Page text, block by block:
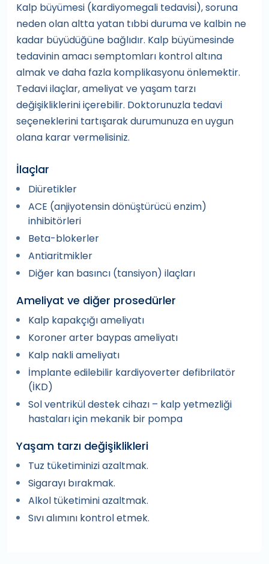
Kalp büyümesi (kardiyomegali tedavisi), soruna
neden olan altta yatan tıbbi duruma ve kalbin ne
kadar büyüdüğüne bağlıdır. Kalp büyümesinde
tedavinin amacı semptomları kontrol altına
almak ve daha fazla komplikasyonu önlemektir.
Tedavi ilaçlar, ameliyat ve yaşam tarzı
değişikliklerini içerebilir. Doktorunuzla tedavi
seçeneklerini tartışarak durumunuza en uygun
olana karar vermelisiniz.
İlaçlar
Diüretikler
ACE (anjiyotensin dönüştürücü enzim)
inhibitörleri
Beta-blokerler
Antiaritmikler
Diğer kan basıncı (tansiyon) ilaçları
Ameliyat ve diğer prosedürler
Kalp kapakçığı ameliyatı
Koroner arter baypas ameliyatı
Kalp nakli ameliyatı
İmplante edilebilir kardiyoverter defibrilatör
(İKD)
Sol ventrikül destek cihazı – kalp yetmezliği
hastaları için mekanik bir pompa
Yaşam tarzı değişiklikleri
Tuz tüketiminizi azaltmak.
Sigarayı bırakmak.
Alkol tüketimini azaltmak.
Sıvı alımını kontrol etmek.